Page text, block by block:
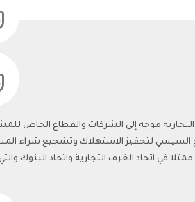
موجه إلى الشركات والقطاع الخاص
السيسي لتحفيز الاستهلاك وتشجيع شراء
اتحاد الغرف التجارية واتحاد البنوك والتي تهدف لرفع